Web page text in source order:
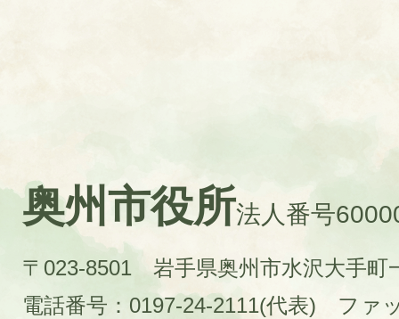
奥州市役所法人番号
〒023-8501 岩手県奥州市水沢大手町
電話番号：0197-24-2111(代表)
ファ